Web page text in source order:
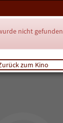
nicht gefunden
zum Kino